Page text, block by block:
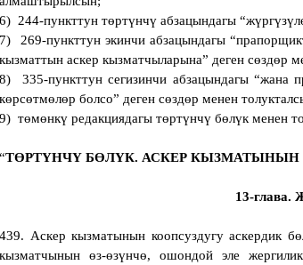
6) 244-пункттун төртүнчү абзацындагы
7) 269-пункттун экинчи абзацындагы
кызматтын аскер кызматчыларына” деген сөздөр
8) 335-пункттун сегизинчи абзацындагы “жана
көрсөтмөлөр болсо” деген сөздөр менен
9) төмөнкү редакциядагы төртүнчү бөлүк менен
“ТӨРТҮНЧҮ БӨЛҮК. АСКЕР КЫЗМАТЫНЫН
13-глава.
439. Аскер кызматынын коопсуздугу аскердик
кызматчынын өз-өзүнчө, ошондой эле